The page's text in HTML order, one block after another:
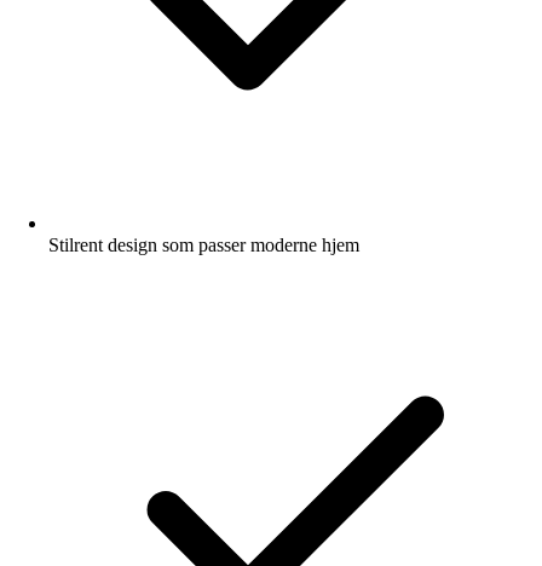
Stilrent design som passer moderne hjem